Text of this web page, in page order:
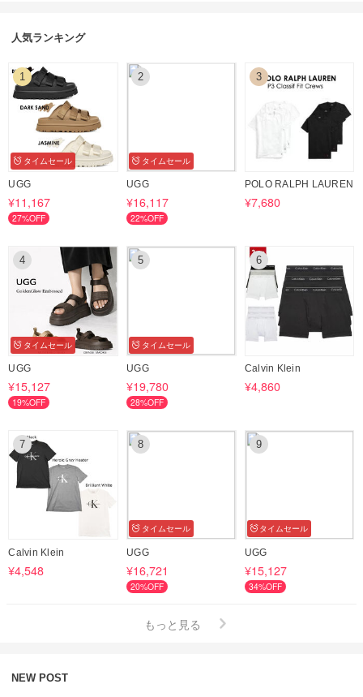
※土日祝日は出荷業務及び問い合わせ・受注対応は休止です
●在庫のお問い合わせ
商品は全て買い付け済みの手元在庫ありの商品でございます。
※在庫確認のお問合せは不要、そのままご注文ください。
※尚、他サイトでも販売している為システムのタイムラグによりご注文
後に欠品となる場合がございます事ご了承下さい。
●ご注文前に必ず【お取引について】の内容をご確認下さい。
https://www.buyma.com/buyer/926882/post/436669.html#buyermenu_wr
ap
●営業時間について
日本時間■10:00～17:00（土日祝除く）
人気ランキング
1
タイムセール
UGG
¥11,167
27%OFF
2
タイムセール
UGG
¥16,117
22%OFF
3
POLO RALPH LAUREN
¥7,680
4
タイムセール
UGG
¥15,127
19%OFF
5
タイムセール
UGG
¥19,780
28%OFF
6
Calvin Klein
¥4,860
7
Calvin Klein
¥4,548
8
タイムセール
UGG
¥16,721
20%OFF
9
タイムセール
UGG
¥15,127
34%OFF
もっと見る
NEW POST